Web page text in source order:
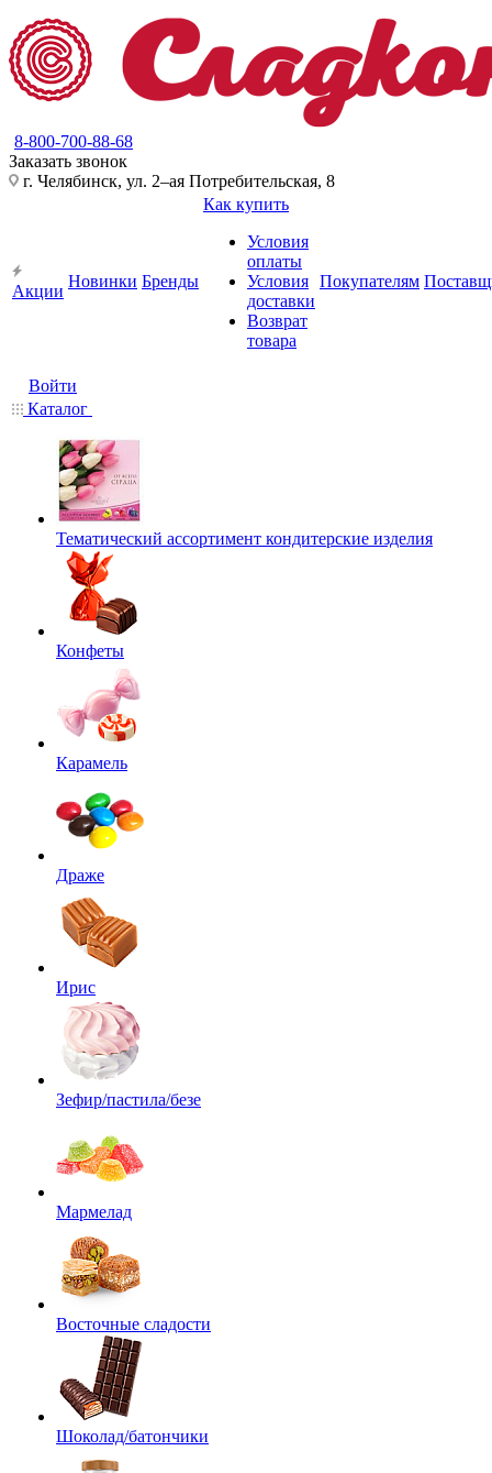
8-800-700-88-68
Заказать звонок
г. Челябинск, ул. 2–ая Потребительская, 8
Акции
Новинки Бренды
Как купить
Условия
оплаты
Условия
доставки
Возврат
товара
Покупателям
Войти
Каталог
Тематический ассортимент кондитерские изделия
Конфеты
Карамель
Драже
Ирис
Зефир/пастила/безе
Мармелад
Восточные сладости
Шоколад/батончики